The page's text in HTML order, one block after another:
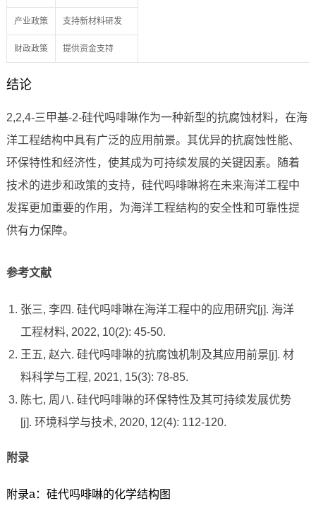
产业政策 支持新材料研发
财政政策 提供资金支持
结论
2,2,4-三甲基-2-硅代吗啡啉作为一种新型的抗腐蚀材料，在海
洋工程结构中具有广泛的应用前景。其优异的抗腐蚀性能、
环保特性和经济性，使其成为可持续发展的关键因素。随着
技术的进步和政策的支持，硅代吗啡啉将在未来海洋工程中
发挥更加重要的作用，为海洋工程结构的安全性和可靠性提
供有力保障。
参考文献
张三, 李四. 硅代吗啡啉在海洋工程中的应用研究[j]. 海洋
工程材料, 2022, 10(2): 45-50.
王五, 赵六. 硅代吗啡啉的抗腐蚀机制及其应用前景[j]. 材
料科学与工程, 2021, 15(3): 78-85.
陈七, 周八. 硅代吗啡啉的环保特性及其可持续发展优势
[j]. 环境科学与技术, 2020, 12(4): 112-120.
附录
附录a：硅代吗啡啉的化学结构图